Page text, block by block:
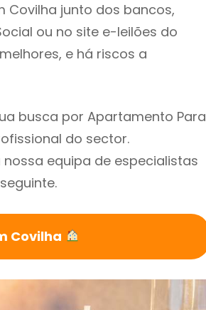
Covilha junto dos bancos,
ou no site e-leilões do
e há riscos a
busca por Apartamento Para
do sector.
equipa de especialistas
Covilha